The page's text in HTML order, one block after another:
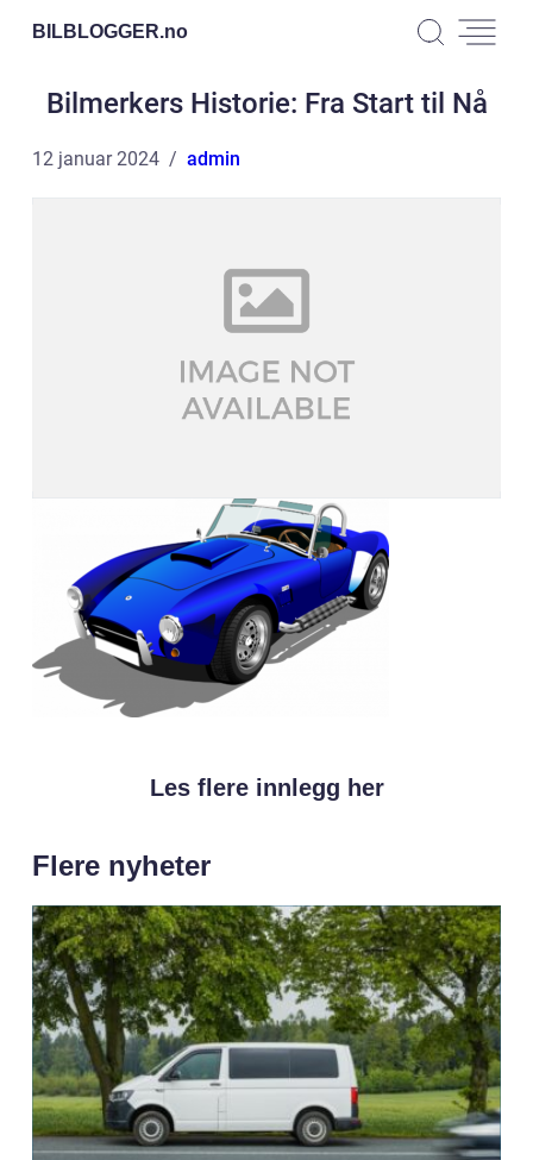
BILBLOGGER.no
Bilmerkers Historie: Fra Start til Nå
12 januar 2024 admin
Les flere innlegg her
Flere nyheter